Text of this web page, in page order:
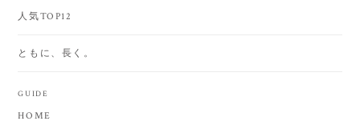
人気TOP12
ともに、長く。
GUIDE
HOME